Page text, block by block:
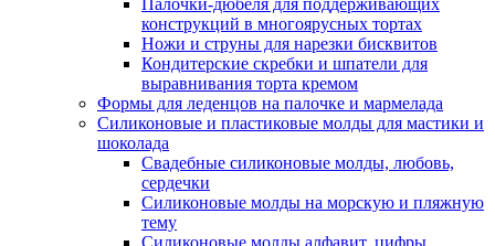
Палочки-дюбеля для поддерживающих
конструкций в многоярусных тортах
Ножи и струны для нарезки бисквитов
Кондитерские скребки и шпатели для
выравнивания торта кремом
Формы для леденцов на палочке и мармелада
Силиконовые и пластиковые молды для мастики и
шоколада
Свадебные силиконовые молды, любовь,
сердечки
Силиконовые молды на морскую и пляжную
тему
Силиконовые молды алфавит, цифры